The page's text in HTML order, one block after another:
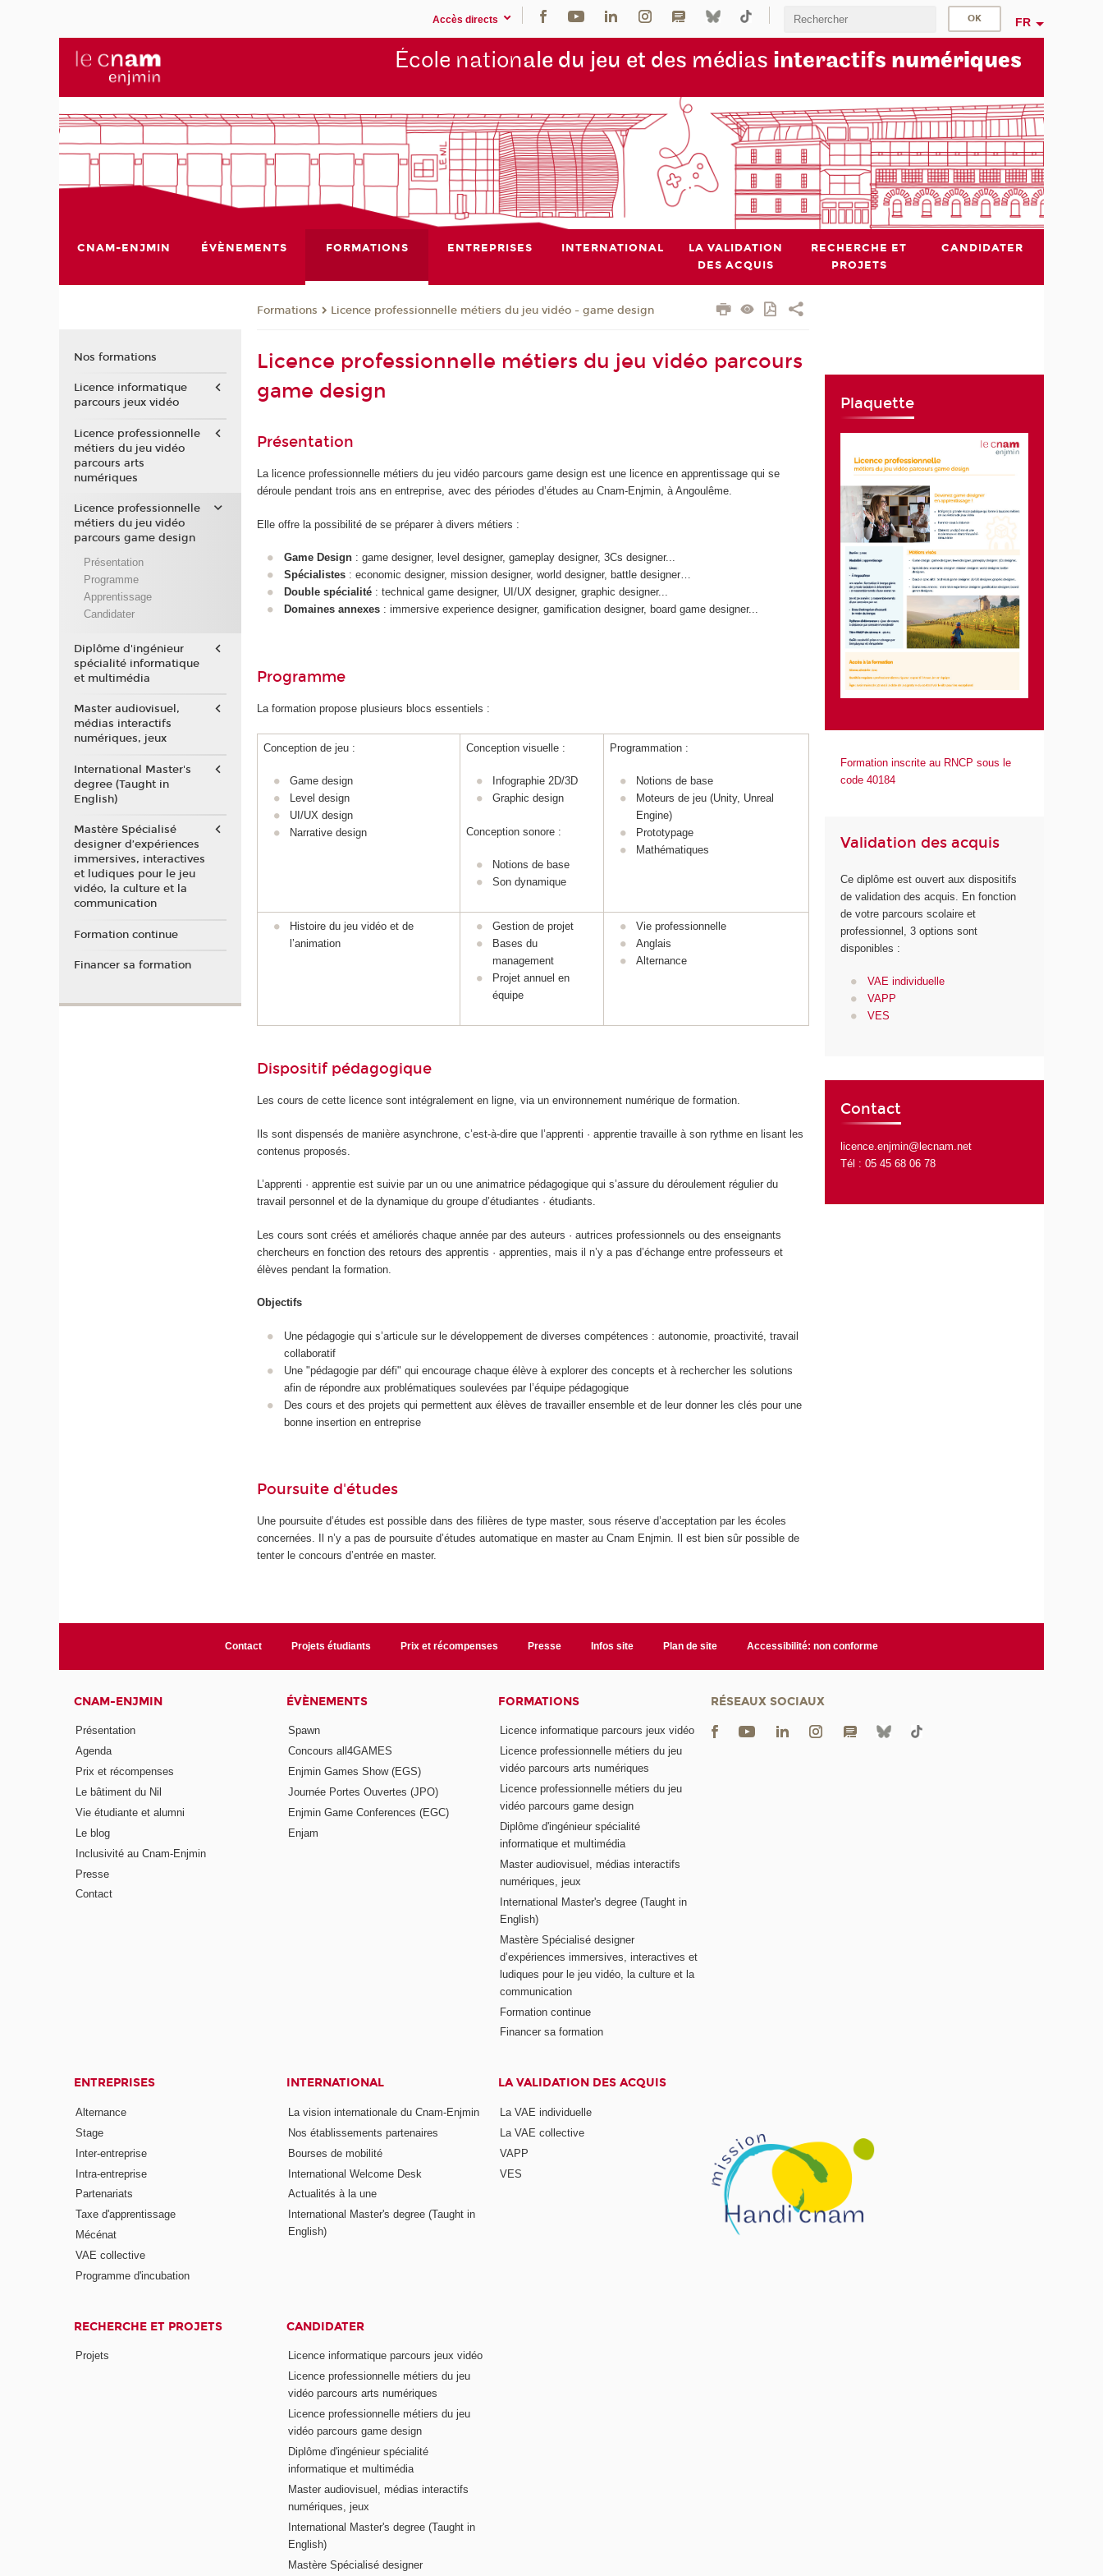
Accès directs FR
École nationale du jeu et des médias interactifs numériques
CNAM-ENJMIN ÉVÈNEMENTS FORMATIONS ENTREPRISES INTERNATIONAL
LA VALIDATION
DES ACQUIS
RECHERCHE ET
PROJETS
CANDIDATER
Formations Licence professionnelle métiers du jeu vidéo - game design
Licence professionnelle métiers du jeu vidéo parcours
game design
Présentation
La licence professionnelle métiers du jeu vidéo parcours game design est une licence en apprentissage qui se
déroule pendant trois ans en entreprise, avec des périodes d’études au Cnam-Enjmin, à Angoulême.
Elle offre la possibilité de se préparer à divers métiers :
Game Design: game designer, level designer, gameplay designer, 3Cs designer...
Spécialistes: economic designer, mission designer, world designer, battle designer…
Double spécialité: technical game designer, UI/UX designer, graphic designer...
Domaines annexes: immersive experience designer, gamification designer, board game designer...
Programme
La formation propose plusieurs blocs essentiels :
Conception de jeu :
Game design
Level design
UI/UX design
Narrative design
Conception visuelle :
Infographie 2D/3D
Graphic design
Conception sonore :
Notions de base
Son dynamique
Programmation :
Notions de base
Moteurs de jeu (Unity, Unreal
Engine)
Prototypage
Mathématiques
Histoire du jeu vidéo et de
l’animation
Gestion de projet
Bases du
management
Projet annuel en
équipe
Vie professionnelle
Anglais
Alternance
Dispositif pédagogique
Les cours de cette licence sont intégralement en ligne, via un environnement numérique de formation.
Ils sont dispensés de manière asynchrone, c’est-à-dire que l’apprenti · apprentie travaille à son rythme en lisant les
contenus proposés.
L’apprenti · apprentie est suivie par un ou une animatrice pédagogique qui s’assure du déroulement régulier du
travail personnel et de la dynamique du groupe d’étudiantes · étudiants.
Les cours sont créés et améliorés chaque année par des auteurs · autrices professionnels ou des enseignants
chercheurs en fonction des retours des apprentis · apprenties, mais il n’y a pas d’échange entre professeurs et
élèves pendant la formation.
Objectifs
Une pédagogie qui s’articule sur le développement de diverses compétences : autonomie, proactivité, travail
collaboratif
Une "pédagogie par défi" qui encourage chaque élève à explorer des concepts et à rechercher les solutions
afin de répondre aux problématiques soulevées par l’équipe pédagogique
Des cours et des projets qui permettent aux élèves de travailler ensemble et de leur donner les clés pour une
bonne insertion en entreprise
Poursuite d'études
Une poursuite d’études est possible dans des filières de type master, sous réserve d’acceptation par les écoles
concernées. Il n’y a pas de poursuite d’études automatique en master au Cnam Enjmin. Il est bien sûr possible de
tenter le concours d’entrée en master.
Plaquette
Formation inscrite au RNCP sous le
code 40184
Validation des acquis
Ce diplôme est ouvert aux dispositifs
de validation des acquis. En fonction
de votre parcours scolaire et
professionnel, 3 options sont
disponibles :
VAE individuelle
VAPP
VES
Contact
licence.enjmin@lecnam.net
Tél : 05 45 68 06 78
Nos formations
Licence informatique
parcours jeux vidéo
Licence professionnelle
métiers du jeu vidéo
parcours arts
numériques
Licence professionnelle
métiers du jeu vidéo
parcours game design
Présentation
Programme
Apprentissage
Candidater
Diplôme d'ingénieur
spécialité informatique
et multimédia
Master audiovisuel,
médias interactifs
numériques, jeux
International Master's
degree (Taught in
English)
Mastère Spécialisé
designer d’expériences
immersives, interactives
et ludiques pour le jeu
vidéo, la culture et la
communication
Formation continue
Financer sa formation
Contact Projets étudiants Prix et récompenses Presse Infos site Plan de site Accessibilité: non conforme
CNAM-ENJMIN
Présentation
Agenda
Prix et récompenses
Le bâtiment du Nil
Vie étudiante et alumni
Le blog
Inclusivité au Cnam-Enjmin
Presse
Contact
ÉVÈNEMENTS
Spawn
Concours all4GAMES
Enjmin Games Show (EGS)
Journée Portes Ouvertes (JPO)
Enjmin Game Conferences (EGC)
Enjam
FORMATIONS
Licence informatique parcours jeux vidéo
Licence professionnelle métiers du jeu
vidéo parcours arts numériques
Licence professionnelle métiers du jeu
vidéo parcours game design
Diplôme d'ingénieur spécialité
informatique et multimédia
Master audiovisuel, médias interactifs
numériques, jeux
International Master's degree (Taught in
English)
Mastère Spécialisé designer
d’expériences immersives, interactives et
ludiques pour le jeu vidéo, la culture et la
communication
Formation continue
Financer sa formation
ENTREPRISES
Alternance
Stage
Inter-entreprise
Intra-entreprise
Partenariats
Taxe d'apprentissage
Mécénat
VAE collective
Programme d'incubation
INTERNATIONAL
La vision internationale du Cnam-Enjmin
Nos établissements partenaires
Bourses de mobilité
International Welcome Desk
Actualités à la une
International Master's degree (Taught in
English)
LA VALIDATION DES ACQUIS
La VAE individuelle
La VAE collective
VAPP
VES
RECHERCHE ET PROJETS
Projets
CANDIDATER
Licence informatique parcours jeux vidéo
Licence professionnelle métiers du jeu
vidéo parcours arts numériques
Licence professionnelle métiers du jeu
vidéo parcours game design
Diplôme d'ingénieur spécialité
informatique et multimédia
Master audiovisuel, médias interactifs
numériques, jeux
International Master's degree (Taught in
English)
Mastère Spécialisé designer
RÉSEAUX SOCIAUX